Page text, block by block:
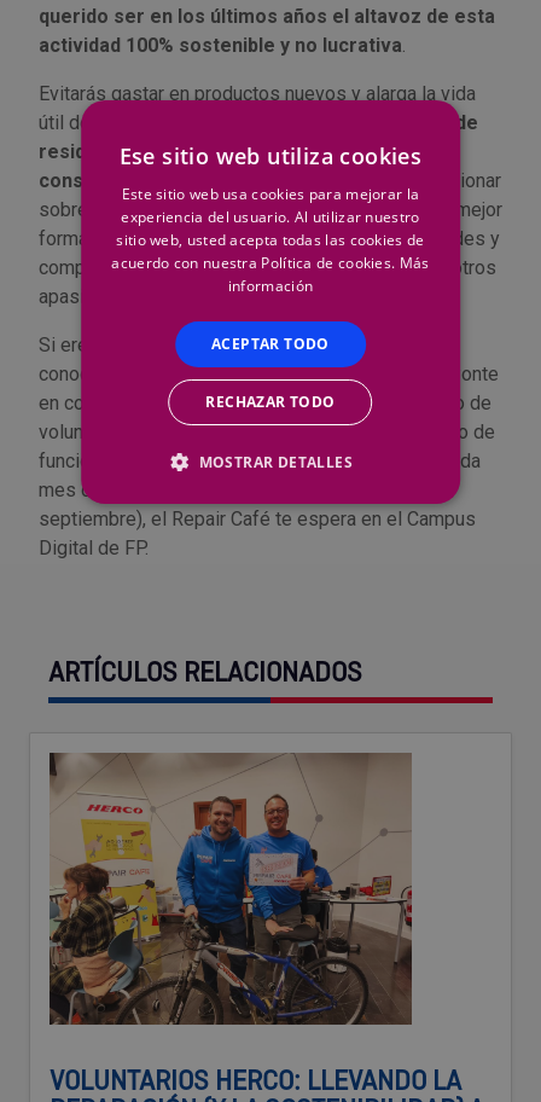
querido ser en los últimos años el altavoz de esta
actividad 100% sostenible y no lucrativa.
Evitarás gastar en productos nuevos y alarga la vida
útil de tus objetos, así como
reducir la cantidad de
residuos que generas para contribuir a un
consumo más sostenible
. Es fundamental reflexionar
sobre nuestro impacto en el medio ambiente y la mejor
forma de hacerlo es aprendiendo nuevas habilidades y
compartiendo experiencias y conocimientos con otros
apasionados de la reparación.
Si eres un reparador nato y quieres compartir tus
conocimientos con los demás, ¡te necesitamos! Ponte
en contacto con nosotros y únete a nuestro equipo de
voluntarios. Y si tienes algún aparato que ha dejado de
funcionar,
¡no lo dudes!Cada último viernes de cada
mes de 18 a 20 horas (el próximo el 27 de
septiembre), el Repair Café te espera en el Campus
Digital de FP.
ARTÍCULOS RELACIONADOS
VOLUNTARIOS HERCO: LLEVANDO LA
Ese sitio web utiliza cookies
Este sitio web usa cookies para mejorar la
experiencia del usuario. Al utilizar nuestro
sitio web, usted acepta todas las cookies de
acuerdo con nuestra Política de cookies. Más
información
ACEPTAR TODO
RECHAZAR TODO
MOSTRAR DETALLES